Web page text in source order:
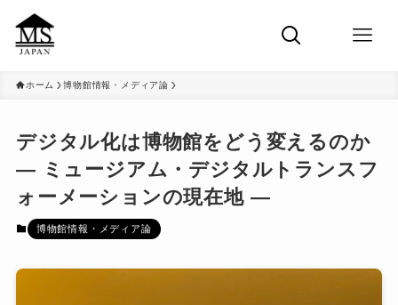
ホーム 博物館情報・メディア論
デジタル化は博物館をどう変えるのか
― ミュージアム・デジタルトランスフ
ォーメーションの現在地 ―
博物館情報・メディア論